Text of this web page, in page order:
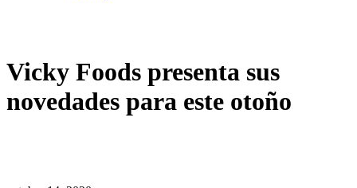
Vicky Foods presenta sus
novedades para este otoño